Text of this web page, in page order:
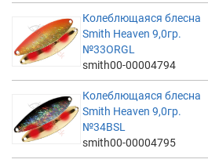
Колеблющаяся блесна
Smith Heaven 9,0гр.
№33ORGL
smith00-00004794
Колеблющаяся блесна
Smith Heaven 9,0гр.
№34BSL
smith00-00004795